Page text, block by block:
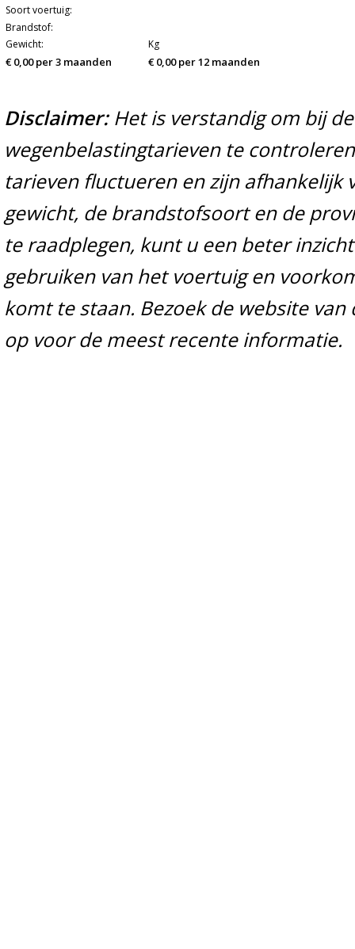
Soort voertuig:
Brandstof:
Gewicht:
Kg
€ 0,00 per 3 maanden € 0,00 per 12 maanden
Disclaimer:Het is verstandig om bij
wegenbelastingtarieven te
tarieven fluctueren en zijn afhankelijk
gewicht, de brandstofsoort en de
te raadplegen, kunt u een beter
gebruiken van het voertuig en
komt te staan. Bezoek de website
op voor de meest recente informatie.